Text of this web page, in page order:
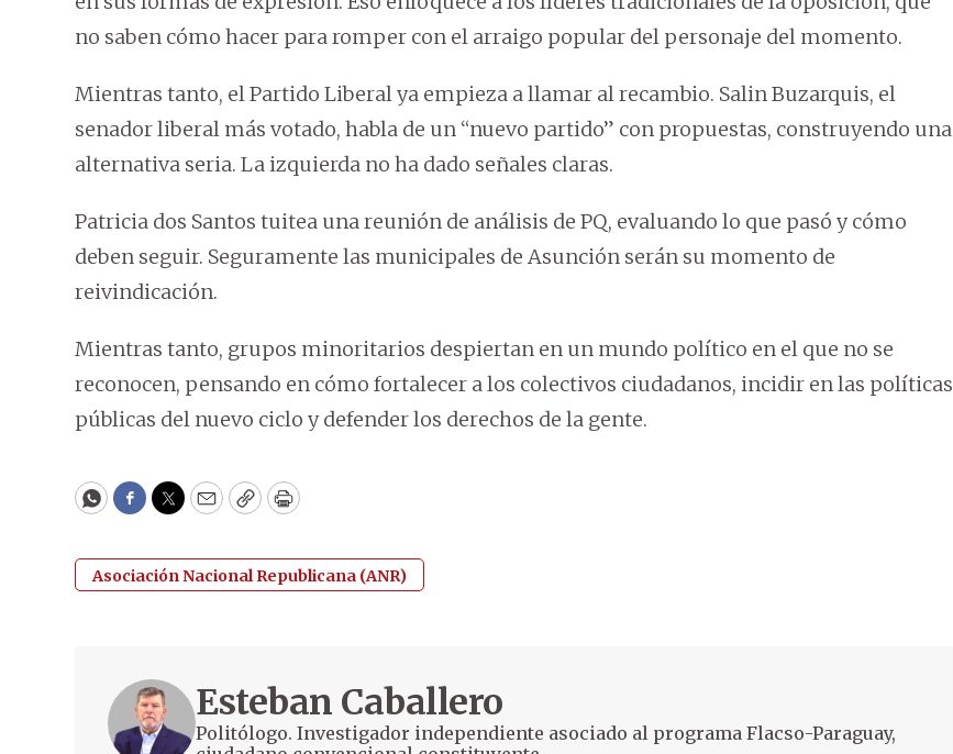
no saben cómo hacer para romper con el arraigo popular del personaje del momento.
Mientras tanto, el Partido Liberal ya empieza a llamar al recambio. Salin Buzarquis, el
senador liberal más votado, habla de un “nuevo partido” con propuestas, construyendo una
alternativa seria. La izquierda no ha dado señales claras.
Patricia dos Santos tuitea una reunión de análisis de PQ, evaluando lo que pasó y cómo
deben seguir. Seguramente las municipales de Asunción serán su momento de
reivindicación.
Mientras tanto, grupos minoritarios despiertan en un mundo político en el que no se
reconocen, pensando en cómo fortalecer a los colectivos ciudadanos, incidir en las políticas
públicas del nuevo ciclo y defender los derechos de la gente.
WhatsApp
Facebook
Twitter
EmailCopyPrint
Asociación Nacional Republicana (ANR)
Esteban Caballero
Politólogo. Investigador independiente asociado al programa Flacso-Paraguay,